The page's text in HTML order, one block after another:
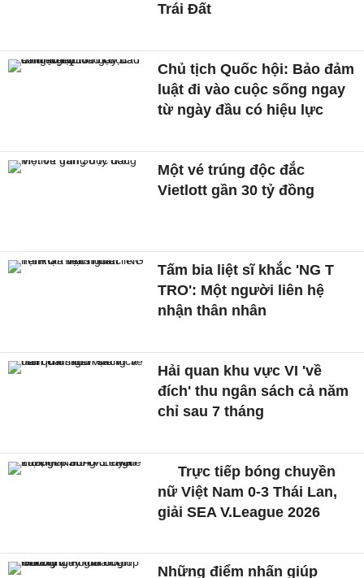
Trái Đất
Chủ tịch Quốc hội: Bảo đảm
luật đi vào cuộc sống ngay
từ ngày đầu có hiệu lực
Một vé trúng độc đắc
Vietlott gần 30 tỷ đồng
Tấm bia liệt sĩ khắc 'NG T
TRO': Một người liên hệ
nhận thân nhân
Hải quan khu vực VI 'về
đích' thu ngân sách cả năm
chỉ sau 7 tháng
Trực tiếp bóng chuyền
nữ Việt Nam 0-3 Thái Lan,
giải SEA V.League 2026
Những điểm nhấn giúp